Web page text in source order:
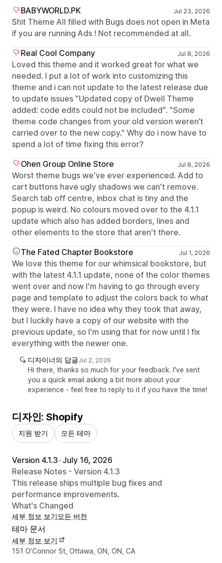
BABYWORLD.PK Jul 23, 2026
Shit Theme All filled with Bugs does not open in Meta
if you are running Ads ! Not recommended at all.
Real Cool Company
Jul 8, 2026
Loved this theme and it worked great for what we
needed. I put a lot of work into customizing this
theme and i can not update to the latest release due
to update issues "Updated copy of Dwell Theme
added: code edits could not be included". "Some
theme code changes from your old version weren’t
carried over to the new copy." Why do i now have to
spend a lot of time fixing this error?
Ohen Group Online Store
Jul 8, 2026
Worst theme bugs we've ever experienced. Add to
cart buttons have ugly shadows we can't remove.
Search tab off centre, inbox chat is tiny and the
popup is weird. No colours moved over to the 4.1.1
update which also has added borders, lines and
other elements to the store that aren't there.
The Fated Chapter Bookstore
Jul 1, 2026
We love this theme for our whimsical bookstore, but
with the latest 4.1.1 update, none of the color themes
went over and now I'm having to go through every
page and template to adjust the colors back to what
they were. I have no idea why they took that away,
but I luckily have a copy of our website with the
previous update, so I'm using that for now until I fix
everything with the newer one.
디자이너의 답글Jul 2, 2026
Hi there, thanks so much for your feedback. I've sent
you a quick email asking a bit more about your
experience - feel free to reply to it if you have the time!
디자인: Shopify
지원 받기 모든 테마
Version 4.1.3•July 16, 2026
Release Notes - Version 4.1.3
This release ships multiple bug fixes and
performance improvements.
What's Changed
세부 정보 보기 모든 버전
테마 문서
세부 정보 보기
디자이너 연락처 세부 정보
151 O’Connor St, Ottawa, ON, ON, CA